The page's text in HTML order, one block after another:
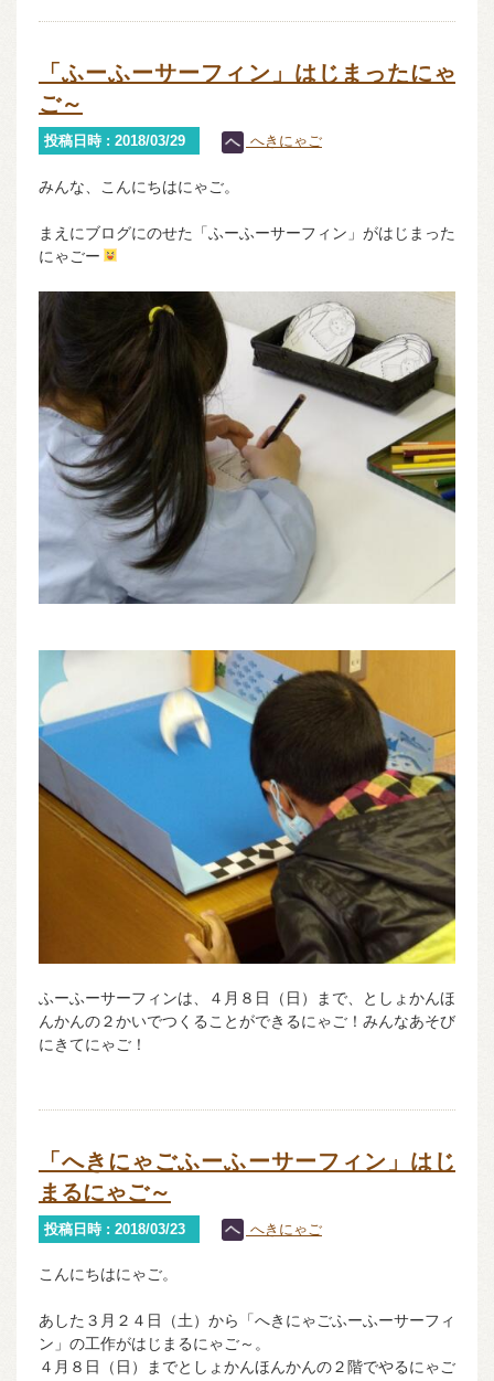
「ふーふーサーフィン」はじまったにゃ
ご～
投稿日時 : 2018/03/29 へきにゃご
みんな、こんにちはにゃご。
まえにブログにのせた「ふーふーサーフィン」がはじまった
にゃごー
ふーふーサーフィンは、４月８日（日）まで、としょかんほ
んかんの２かいでつくることができるにゃご！みんなあそび
にきてにゃご！
「へきにゃごふーふーサーフィン」はじ
まるにゃご～
投稿日時 : 2018/03/23 へきにゃご
こんにちはにゃご。
あした３月２４日（土）から「へきにゃごふーふーサーフィ
ン」の工作がはじまるにゃご～。
４月８日（日）までとしょかんほんかんの２階でやるにゃご